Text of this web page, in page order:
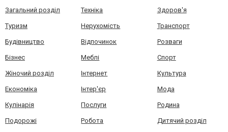
Загальний розділ Техніка Здоров'я
Туризм Нерухомість Транспорт
Будівництво Відпочинок Розваги
Бізнес Меблі Спорт
Жіночий розділ Інтернет Культура
Економіка Інтер'єр Мода
Кулінарія Послуги Родина
Подорожі Робота Дитячий розділ